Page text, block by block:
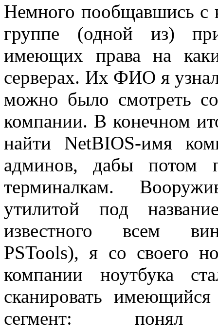
Немного пообщавшись с
группе (одной из)
имеющих права на
серверах. Их ФИО я
можно было смотреть
компании. В конечном
найти NetBIOS-имя
админов, дабы потом
терминалкам.
утилитой под
известного всем
PSTools), я со своего
компании ноутбука
сканировать
сегмент: понял